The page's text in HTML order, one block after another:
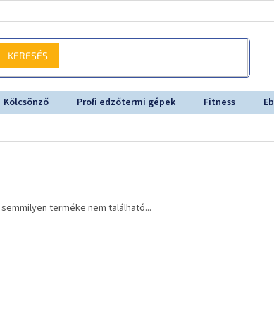
KERESÉS
Kölcsönző Profi edzőtermi gépek Fitness
semmilyen terméke nem található...